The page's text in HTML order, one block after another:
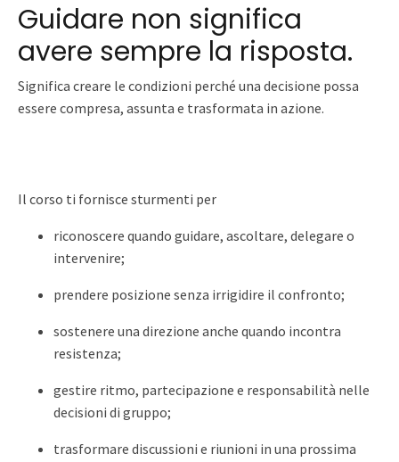
Guidare non significa
avere sempre la risposta.
Significa creare le condizioni perché una decisione possa
essere compresa, assunta e trasformata in azione.
Il corso ti fornisce sturmenti per
riconoscere quando guidare, ascoltare, delegare o
intervenire;
prendere posizione senza irrigidire il confronto;
sostenere una direzione anche quando incontra
resistenza;
gestire ritmo, partecipazione e responsabilità nelle
decisioni di gruppo;
trasformare discussioni e riunioni in una prossima